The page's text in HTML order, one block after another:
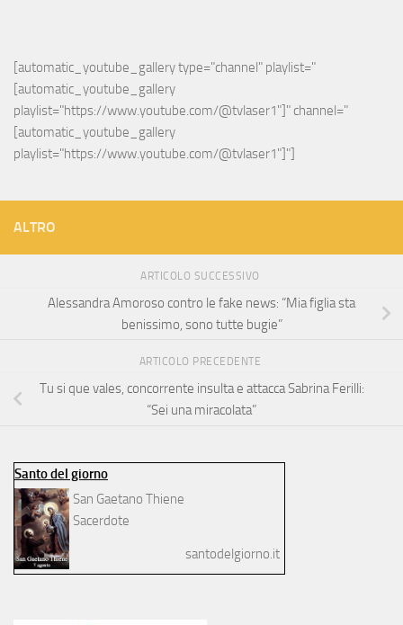
[automatic_youtube_gallery type="channel" playlist="
[automatic_youtube_gallery
playlist="https://www.youtube.com/@tvlaser1"]" channel="
[automatic_youtube_gallery
playlist="https://www.youtube.com/@tvlaser1"]"]
ALTRO
ARTICOLO SUCCESSIVO
Alessandra Amoroso contro le fake news: “Mia figlia sta
benissimo, sono tutte bugie”
ARTICOLO PRECEDENTE
Tu si que vales, concorrente insulta e attacca Sabrina Ferilli:
“Sei una miracolata”
Santo del giorno
San Gaetano Thiene
Sacerdote
santodelgiorno.it